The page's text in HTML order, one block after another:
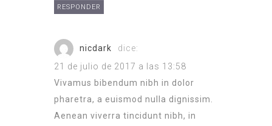
RESPONDER
nicdark
dice:
21 de julio de 2017 a las 13:58
Vivamus bibendum nibh in dolor
pharetra, a euismod nulla dignissim.
Aenean viverra tincidunt nibh, in